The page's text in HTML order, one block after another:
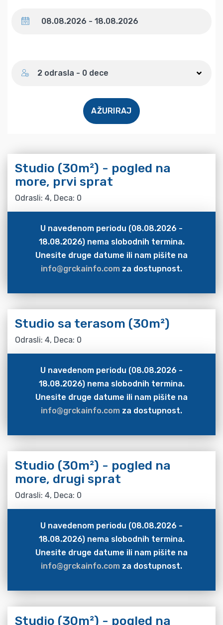
2 odrasla - 0 dece
AŽURIRAJ
Studio (30m²) - pogled na
more, prvi sprat
Odrasli: 4, Deca: 0
U navedenom periodu (08.08.2026 -
18.08.2026) nema slobodnih termina.
Unesite druge datume ili nam pišite na
info@grckainfo.com za dostupnost.
Studio sa terasom (30m²)
Odrasli: 4, Deca: 0
U navedenom periodu (08.08.2026 -
18.08.2026) nema slobodnih termina.
Unesite druge datume ili nam pišite na
info@grckainfo.com za dostupnost.
Studio (30m²) - pogled na
more, drugi sprat
Odrasli: 4, Deca: 0
U navedenom periodu (08.08.2026 -
18.08.2026) nema slobodnih termina.
Unesite druge datume ili nam pišite na
info@grckainfo.com za dostupnost.
Studio (30m²) - pogled na